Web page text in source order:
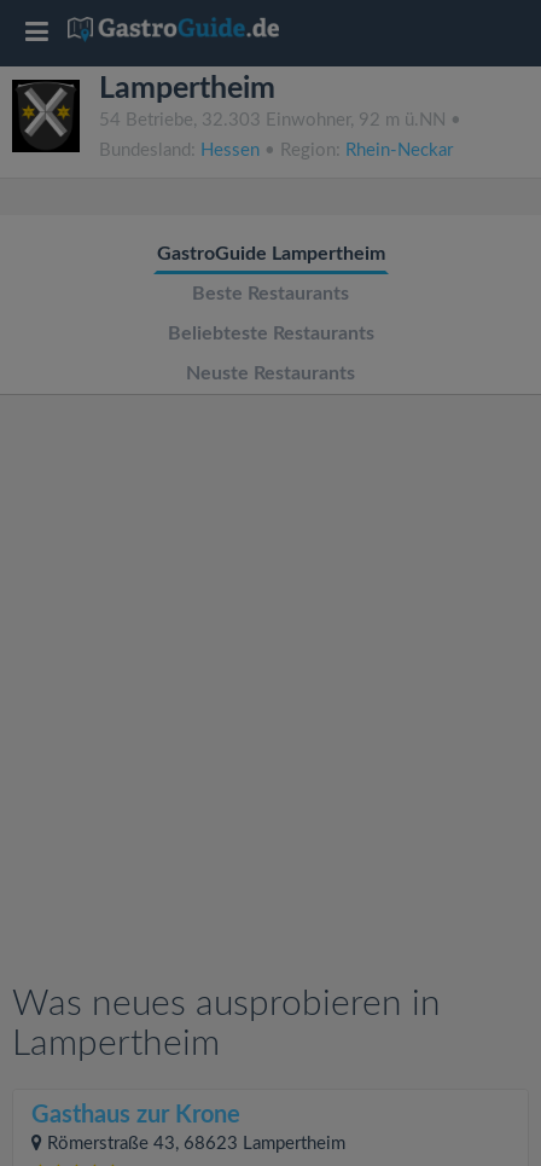
Lampertheim
54 Betriebe, 32.303 Einwohner, 92 m ü.NN •
Bundesland: Hessen • Region: Rhein-Neckar
GastroGuide Lampertheim
Beste Restaurants
Beliebteste Restaurants
Neuste Restaurants
Was neues ausprobieren in
Lampertheim
Gasthaus zur Krone
Römerstraße 43, 68623 Lampertheim
T
o
g
n